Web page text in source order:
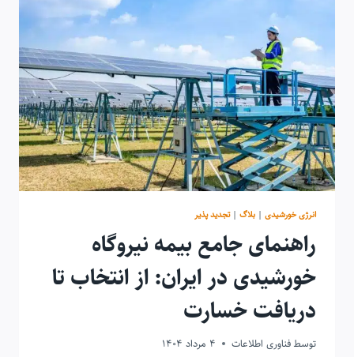
راهنمای
جامع
انتخاب
و
خرید
انرژی خورشیدی | بلاگ |تجدید پذیر
راهنمای جامع بیمه نیروگاه
خورشیدی در ایران: از انتخاب تا
دریافت خسارت
توسط فناوری اطلاعات 4 مرداد 1404